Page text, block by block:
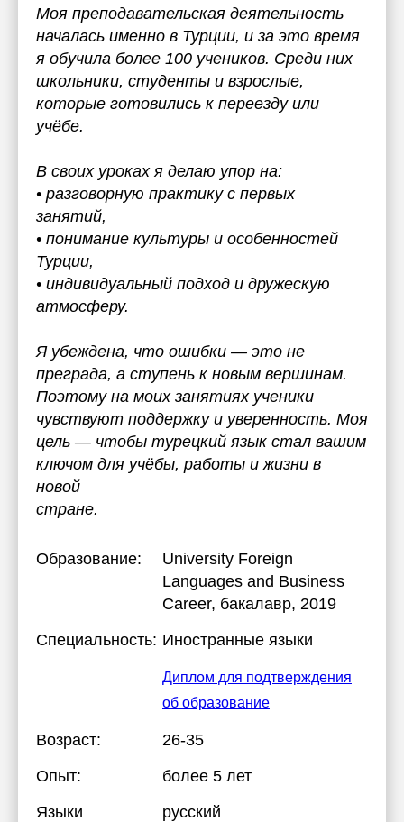
Моя преподавательская деятельность
началась именно в Турции, и за это время
я обучила более 100 учеников. Среди них
школьники, студенты и взрослые,
которые готовились к переезду или
учёбе.
В своих уроках я делаю упор на:
• разговорную практику с первых
занятий,
• понимание культуры и особенностей
Турции,
• индивидуальный подход и дружескую
атмосферу.
Я убеждена, что ошибки — это не
преграда, а ступень к новым вершинам.
Поэтому на моих занятиях ученики
чувствуют поддержку и уверенность. Моя
цель — чтобы турецкий язык стал вашим
ключом для учёбы, работы и жизни в
новой
стране.
Образование:
University Foreign
Languages and Business
Career, бакалавр, 2019
Специальность: Иностранные языки
Диплом для подтверждения
об образование
Возраст:
26-35
Опыт:
более 5 лет
Языки
русский